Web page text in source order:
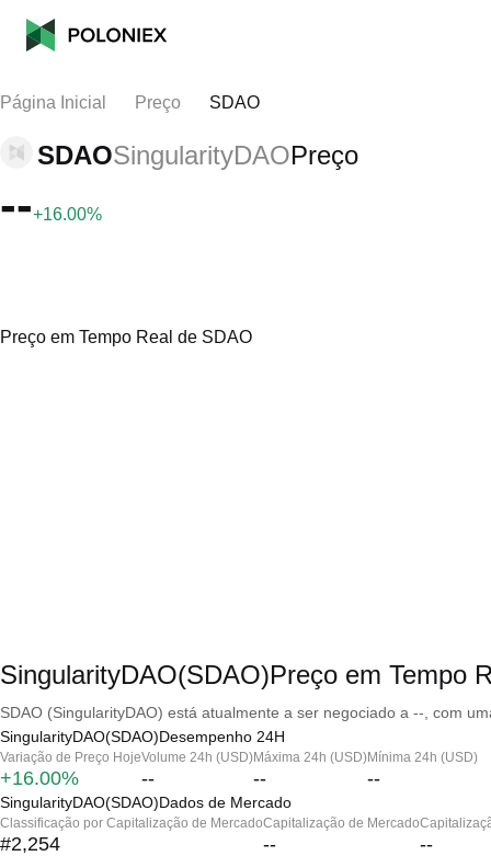
Página Inicial Preço SDAO
SDAOSingularityDAOPreço
--+16.00%
Preço em Tempo Real de SDAO
SingularityDAO(SDAO)Preço em Tempo
SDAO (SingularityDAO) está atualmente a ser negociado a --, com
SingularityDAO(SDAO)Desempenho 24H
Variação de Preço Hoje
+16.00%
Volume 24h (USD)
--
Máxima 24h (USD)
--
Mínima 24h (USD)
--
SingularityDAO(SDAO)Dados de Mercado
Classificação por Capitalização de Mercado
#2,254
Capitalização de Mercado
-- --